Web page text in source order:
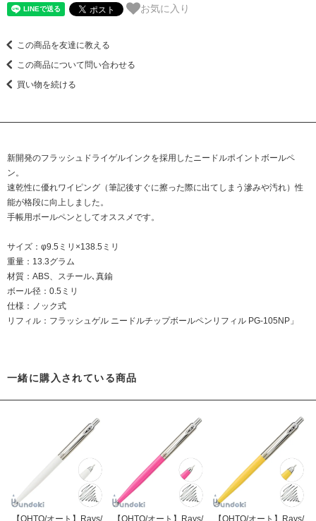
お気に入り
この商品を友達に教える
この商品について問い合わせる
買い物を続ける
新開発のフラッシュドライゲルインクを採用したニードルポイントボールペ
ン。
速乾性に優れワイピング（筆記後すぐに擦った際に出てしまう滲みや汚れ）性
能が格段に向上しました。
手帳用ボールペンとしてオススメです。
サイズ：φ9.5ミリ×138.5ミリ
重量：13.3グラム
材質：ABS、スチール､真鍮
ボール径：0.5ミリ
仕様：ノック式
リフィル： フラッシュゲル ニードルチップボールペンリフィル PG-105NP」
一緒に購入されている商品
【OHTO/オート】Rays/
【OHTO/オート】Rays/
【OHTO/オート】Rays/